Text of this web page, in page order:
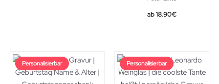
18.90€
Personalisierbar Personalisierbar